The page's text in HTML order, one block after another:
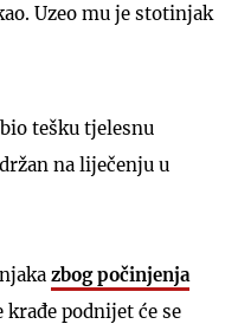
Uzeo mu je stotinjak
tešku tjelesnu
na liječenju u
zbog počinjenja
krađe podnijet će se